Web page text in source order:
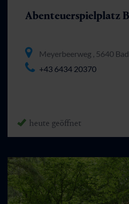
Abenteuerspielplatz
Meyerbeerweg , 5640
+43 6434 20370
heute geöffnet